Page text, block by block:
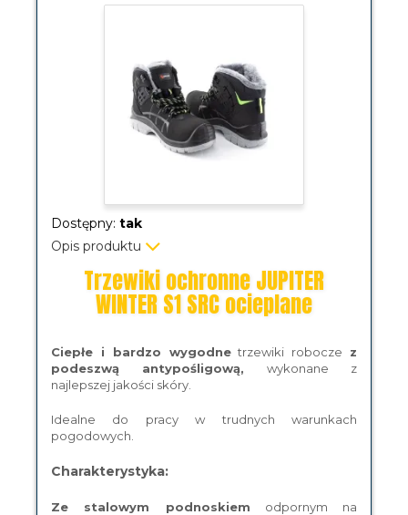
Dostępny: tak
Opis produktu
Trzewiki ochronne JUPITER
WINTER S1 SRC ocieplane
Ciepłe i bardzo wygodnetrzewiki robocze z
podeszwą antypośligową, wykonane z
najlepszej jakości skóry.
Idealne do pracy w trudnych warunkach
pogodowych.
Charakterystyka:
Ze stalowym podnoskiem odpornym na